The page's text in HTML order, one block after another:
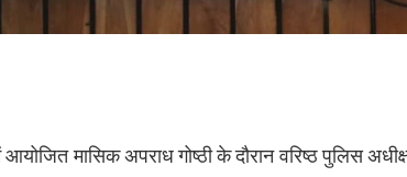
मासिक अपराध गोष्ठी के दौरान वरिष्ठ पुलिस